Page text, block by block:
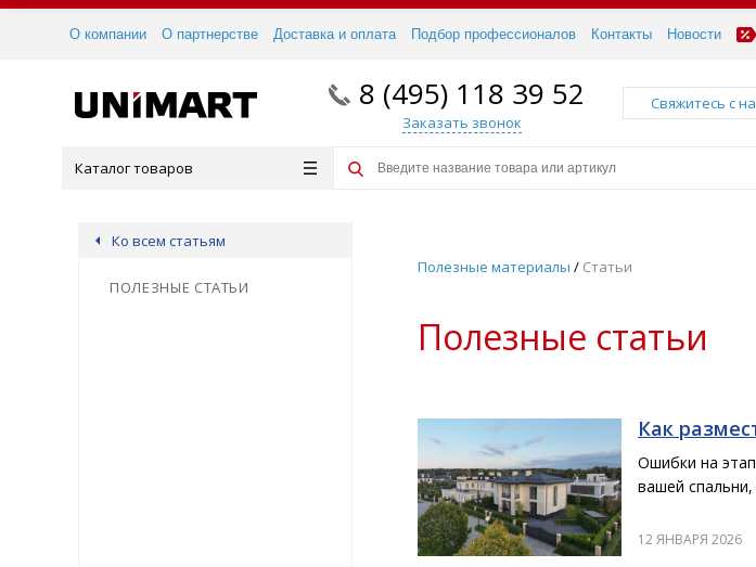
О компании О партнерстве Доставка и оплата Подбор профессионалов Контакты Новости
8 (495) 118 39 52
Заказать звонок
Свяжитесь с
Каталог товаров
Ко всем статьям
ПОЛЕЗНЫЕ СТАТЬИ
Полезные материалы / Статьи
Полезные статьи
Как
Ошибки на
вашей
12 ЯНВАРЯ 2026